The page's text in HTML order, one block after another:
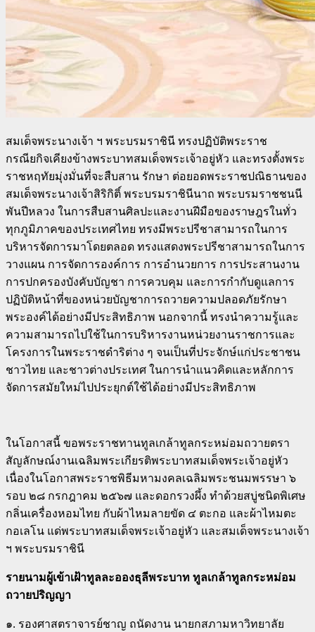
สมเด็จพระนางเจ้า ฯ พระบรมราชินี ทรงปฏิบัติพระราช
กรณียกิจเคียงข้างพระบาทสมเด็จพระเจ้าอยู่หัว และทรงตั้งพระ
ราชหฤทัยมุ่งมั่นที่จะสืบสาน รักษา ต่อยอดพระราชปณิธานของ
สมเด็จพระนางเจ้าสิริกิติ์ พระบรมราชินีนาถ พระบรมราชชนนี
พันปีหลวง ในการสืบสานศิลปะและงานฝีมือของราษฎรในทั่ว
ทุกภูมิภาคของประเทศไทย ทรงมีพระปรีชาสามารถในการ
บริหารจัดการมาโดยตลอด ทรงแสดงพระปรีชาสามารถในการ
วางแผน การจัดการองค์การ การอำนวยการ การประสานงาน
การปกครองบังคับบัญชา การควบคุม และการกำกับดูแลการ
ปฏิบัติหน้าที่ของหน่วยบัญชาการถวายความปลอดภัยรักษา
พระองค์ได้อย่างมีประสิทธิภาพ นอกจากนี้ ทรงนำความรู้และ
ความสามารถไปใช้ในการบริหารงานหน่วยงานราชการและ
โครงการในพระราชดำริต่าง ๆ จนเป็นที่ประจักษ์แก่ประชาชน
ชาวไทย และชาวต่างประเทศ ในการนำแนวคิดและหลักการ
จัดการสมัยใหม่ไปประยุกต์ใช้ได้อย่างมีประสิทธิภาพ
ในโอกาสนี้ ขอพระราชทานทูลเกล้าทูลกระหม่อมถวายตรา
สัญลักษณ์งานเฉลิมพระเกียรติพระบาทสมเด็จพระเจ้าอยู่หัว
เนื่องในโอกาสพระราชพิธีมหามงคลเฉลิมพระชนมพรรษา ๖
รอบ ๒๘ กรกฎาคม ๒๕๖๗ และดอกรวงผึ้ง ทำด้วยสบู่ชนิดพิเศษ
กลิ่นเครื่องหอมไทย กับผ้าไหมลายขัด ๔ ตะกอ และผ้าไหมตะ
กอเลโน แด่พระบาทสมเด็จพระเจ้าอยู่หัว และสมเด็จพระนางเจ้า
ฯ พระบรมราชินี
รายนามผู้เข้าเฝ้าทูลละอองธุลีพระบาท ทูลเกล้าทูลกระหม่อม
ถวายปริญญา
๑. รองศาสตราจารย์ชาญ ถนัดงาน นายกสภามหาวิทยาลัย